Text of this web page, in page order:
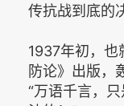
传抗战到底的
1937年初，也
防论》出版，
“万语千言，